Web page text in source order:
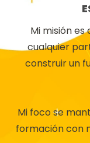
Mi misión
cualquier
construir un
Mi foco se
formación con